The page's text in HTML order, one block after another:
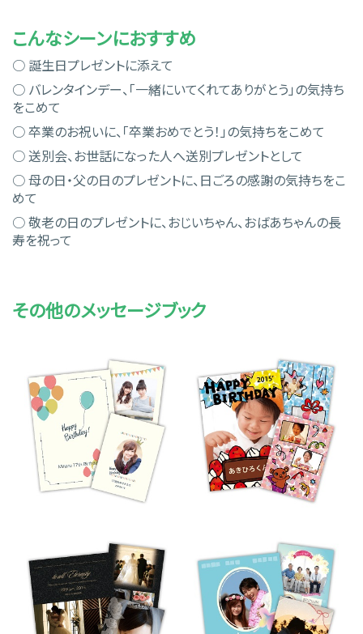
こんなシーンにおすすめ
○ 誕生日プレゼントに添えて
○ バレンタインデー、「一緒にいてくれてありがとう」の気持ち
をこめて
○ 卒業のお祝いに、「卒業おめでとう！」の気持ちをこめて
○ 送別会、お世話になった人へ送別プレゼントとして
○ 母の日・父の日のプレゼントに、日ごろの感謝の気持ちをこ
めて
○ 敬老の日のプレゼントに、おじいちゃん、おばあちゃんの長
寿を祝って
その他のメッセージブック